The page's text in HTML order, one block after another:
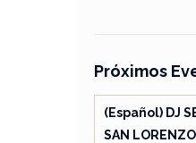
Próximos
(Español) DJ
SAN